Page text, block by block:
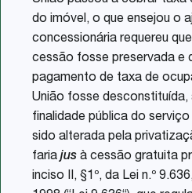
do imóvel, o que ensejou o
concessionária requereu
cessão fosse preservada e
pagamento de taxa de
União fosse desconstituída,
finalidade pública do
sido alterada pela
fariajus à cessão gratuita
inciso II, §1º, da Lei n.º